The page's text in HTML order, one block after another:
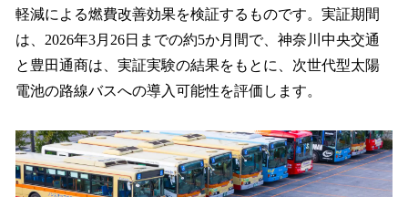
軽減による燃費改善効果を検証するものです。実証期間
は、2026年3月26日までの約5か月間で、神奈川中央交通
と豊田通商は、実証実験の結果をもとに、次世代型太陽
電池の路線バスへの導入可能性を評価します。